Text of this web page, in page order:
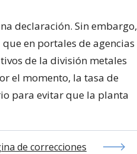
declaración. Sin embargo,
en portales de agencias
de la división metales
el momento, la tasa de
para evitar que la planta
de correcciones